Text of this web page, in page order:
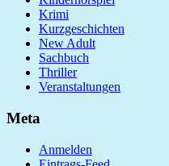
Krimi
Kurzgeschichten
New Adult
Sachbuch
Thriller
Veranstaltungen
Meta
Anmelden